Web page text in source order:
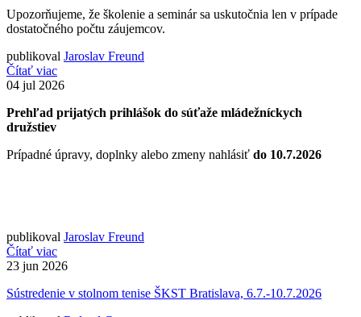
Upozorňujeme, že školenie a seminár sa uskutočnia len v prípade
dostatočného počtu záujemcov.
publikoval Jaroslav Freund
Čítať viac
04 jul 2026
Prehľad prijatých prihlášok do súťaže mládežníckych
družstiev
Prípadné úpravy, doplnky alebo zmeny nahlásiť do 10.7.2026
publikoval Jaroslav Freund
Čítať viac
23 jun 2026
Sústredenie v stolnom tenise ŠKST Bratislava, 6.7.-10.7.2026